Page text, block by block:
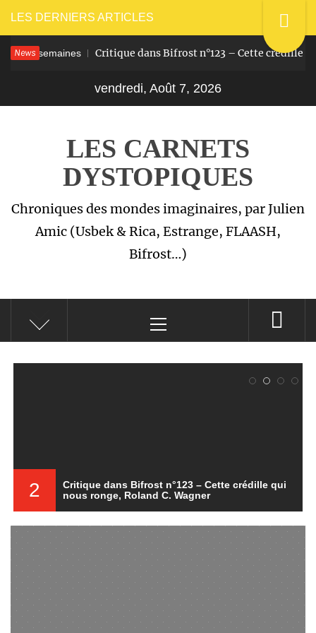
Passer
au
contenu
LES DERNIERS ARTICLES
News
a 2 semaines Critique dans Bifrost n°123 – Cette crédille qui
vendredi, Août 7, 2026
LES CARNETS
DYSTOPIQUES
Chroniques des mondes imaginaires, par Julien
Amic (Usbek & Rica, Estrange, FLAASH,
Bifrost…)
principal
2
Critique dans Bifrost n°123 – Cette crédille qui
nous ronge, Roland C. Wagner